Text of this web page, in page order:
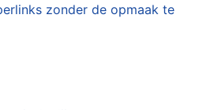
zonder de opmaak te